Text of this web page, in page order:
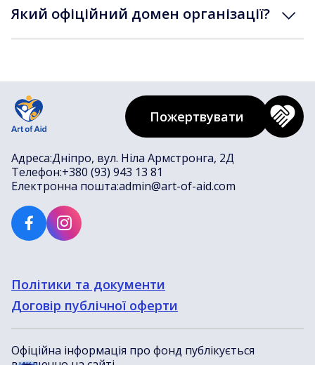
Який офіційний домен організації?
Адреса:Дніпро, вул. Ніла Армстронга, 2Д
Телефон:+380 (93) 943 13 81
Електронна пошта:admin@art-of-aid.com
Пожертвувати
Політики та документи
Договір публічної оферти
Офіційна інформація про фонд публікується